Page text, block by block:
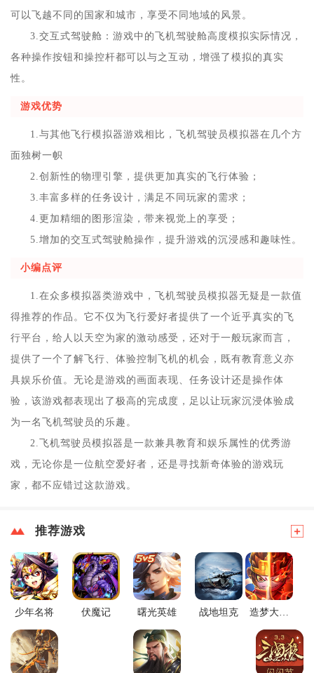
可以飞越不同的国家和城市，享受不同地域的风景。
3.交互式驾驶舱：游戏中的飞机驾驶舱高度模拟实际情况，
各种操作按钮和操控杆都可以与之互动，增强了模拟的真实
性。
游戏优势
1.与其他飞行模拟器游戏相比，飞机驾驶员模拟器在几个方
面独树一帜
2.创新性的物理引擎，提供更加真实的飞行体验；
3.丰富多样的任务设计，满足不同玩家的需求；
4.更加精细的图形渲染，带来视觉上的享受；
5.增加的交互式驾驶舱操作，提升游戏的沉浸感和趣味性。
小编点评
1.在众多模拟器类游戏中，飞机驾驶员模拟器无疑是一款值
得推荐的作品。它不仅为飞行爱好者提供了一个近乎真实的飞
行平台，给人以天空为家的激动感受，还对于一般玩家而言，
提供了一个了解飞行、体验控制飞机的机会，既有教育意义亦
具娱乐价值。无论是游戏的画面表现、任务设计还是操作体
验，该游戏都表现出了极高的完成度，足以让玩家沉浸体验成
为一名飞机驾驶员的乐趣。
2.飞机驾驶员模拟器是一款兼具教育和娱乐属性的优秀游
戏，无论你是一位航空爱好者，还是寻找新奇体验的游戏玩
家，都不应错过这款游戏。
推荐游戏
少年名将 伏魔记 曙光英雄 战地坦克
造梦大乱